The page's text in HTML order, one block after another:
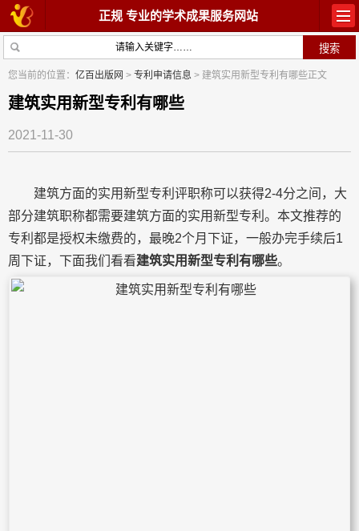
正规 专业的学术成果服务网站
学术著作
在线咨询 关于我们
您当前的位置： 亿百出版网 > 专利申请信息 > 建筑实用新型专利有哪些正文
建筑实用新型专利有哪些
2021-11-30
建筑方面的实用新型专利评职称可以获得2-4分之间，大
部分建筑职称都需要建筑方面的实用新型专利。本文推荐的
专利都是授权未缴费的，最晚2个月下证，一般办完手续后1
周下证，下面我们看看建筑实用新型专利有哪些。